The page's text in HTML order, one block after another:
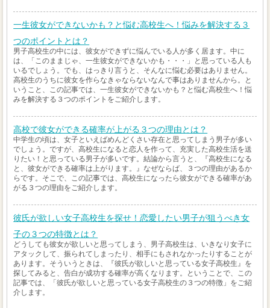
一生彼女ができないかも？と悩む高校生へ！悩みを解決する３
つのポイントとは？
男子高校生の中には、彼女ができずに悩んでいる人が多く居ます。中に
は、「このままじゃ、一生彼女ができないかも・・・」と思っている人も
いるでしょう。でも、はっきり言うと、そんなに悩む必要はありません。
高校生のうちに彼女を作らなきゃならないなんで事はありませんから。と
いうこと、この記事では、一生彼女ができないかも？と悩む高校生へ！悩
みを解決する３つのポイントをご紹介します。
高校で彼女ができる確率が上がる３つの理由とは？
中学生の頃は、女子といえばめんどくさい存在と思ってしまう男子が多い
でしょう。ですが、高校生になると恋人を作って、充実した高校生活を送
りたい！と思っている男子が多いです。結論から言うと、『高校生になる
と、彼女ができる確率は上がります。』なぜならば、３つの理由があるか
らです。そこで、この記事では、高校生になったら彼女ができる確率があ
がる３つの理由をご紹介します。
彼氏が欲しい女子高校生を探せ！恋愛したい男子が狙うべき女
子の３つの特徴とは？
どうしても彼女が欲しいと思ってしまう、男子高校生は、いきなり女子に
アタックして、振られてしまったり、相手にもされなかったりすることが
あります。そういうときは、『彼氏が欲しいと思っている女子高校生』を
探してみると、告白が成功する確率が高くなります。ということで、この
記事では、「彼氏が欲しいと思っている女子高校生の３つの特徴」をご紹
介します。